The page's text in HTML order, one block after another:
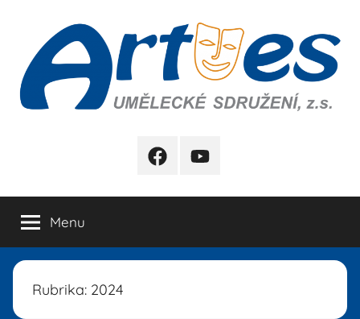
obsahu
FB YB
Menu
Rubrika: 2024